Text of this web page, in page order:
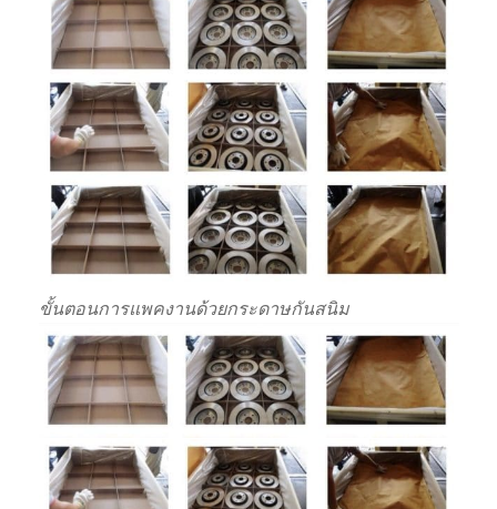
ขั้นตอนการแพคงานด้วยกระดาษกันสนิม